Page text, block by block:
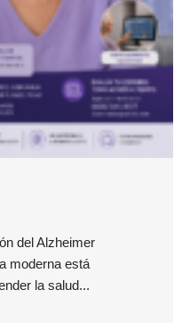
del Alzheimer
moderna está
la salud...